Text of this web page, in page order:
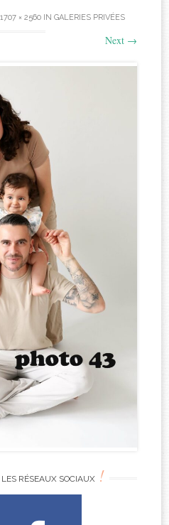
1707 × 2560IN GALERIES PRIVÉES
Next →
RÉSEAUX SOCIAUX !